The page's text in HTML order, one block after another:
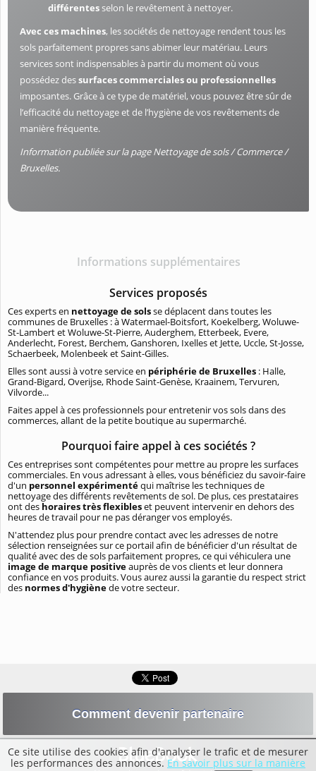
différentesselon le revêtement à nettoyer.
Avec ces machines, les sociétés de nettoyage rendent tous les
sols parfaitement propres sans abimer leur matériau. Leurs
services sont indispensables à partir du moment où vous
possédez dessurfaces commerciales ou professionnelles
imposantes. Grâce à ce type de matériel, vous pouvez être sûr de
l’efficacité du nettoyage et de l’hygiène de vos revêtements de
manière fréquente.
Information publiée sur la page Nettoyage de sols / Commerce /
Bruxelles.
Informations supplémentaires
Services proposés
Ces experts en nettoyage de solsse déplacent dans toutes les
communes de Bruxelles : à Watermael-Boitsfort, Koekelberg, Woluwe-
St-Lambert et Woluwe-St-Pierre, Auderghem, Etterbeek, Evere,
Anderlecht, Forest, Berchem, Ganshoren, Ixelles et Jette, Uccle, St-Josse,
Schaerbeek, Molenbeek et Saint-Gilles.
Elles sont aussi à votre service en périphérie de Bruxelles : Halle,
Grand-Bigard, Overijse, Rhode Saint-Genèse, Kraainem, Tervuren,
Vilvorde...
Faites appel à ces professionnels pour entretenir vos sols dans des
commerces, allant de la petite boutique au supermarché.
Pourquoi faire appel à ces sociétés ?
Ces entreprises sont compétentes pour mettre au propre les surfaces
commerciales. En vous adressant à elles, vous bénéficiez du savoir-faire
d'un personnel expérimentéqui maîtrise les techniques de
nettoyage des différents revêtements de sol. De plus, ces prestataires
ont des horaires très flexibleset peuvent intervenir en dehors des
heures de travail pour ne pas déranger vos employés.
N'attendez plus pour prendre contact avec les adresses de notre
sélection renseignées sur ce portail afin de bénéficier d'un résultat de
qualité avec des de sols parfaitement propres, ce qui véhiculera une
image de marque positiveauprès de vos clients et leur donnera
confiance en vos produits. Vous aurez aussi la garantie du respect strict
des normes d'hygiènede votre secteur.
Comment devenir partenaire
Ce site utilise des cookies afin d'analyser le trafic et de mesurer
les performances des annonces. En savoir plus sur la manière